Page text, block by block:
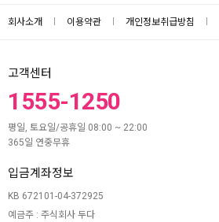
회사소개 이용약관 개인정보취급방침
고객센터
1555-1250
평일, 토요일/공휴일 08:00 ~ 22:00
365일 연중무휴
입금계좌정보
KB 672101-04-372925
예금주 : 주식회사 두다